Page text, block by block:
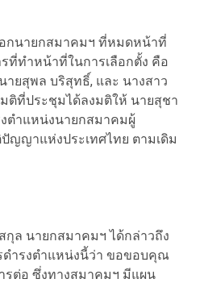
กนายกสมาคมฯ ที่หมดหน้าที่
ที่ทำหน้าที่ในการเลือกตั้ง คือ
ยสุพล บริสุทธิ์, และ นางสาว
ติที่ประชุมได้ลงมติให้ นายสุชา
ตำแหน่งนายกสมาคมผู้
ญญาแห่งประเทศไทย ตามเดิม
ล นายกสมาคมฯ ได้กล่าวถึง
ำรงตำแหน่งนี้ว่า ขอขอบคุณ
ต่อ ซึ่งทางสมาคมฯ มีแผน